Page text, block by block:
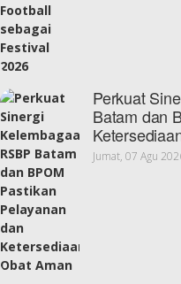
Perkuat
Batam dan
Jumat, 07 Agu